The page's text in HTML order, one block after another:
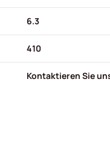
6.3
410
Kontaktieren Sie